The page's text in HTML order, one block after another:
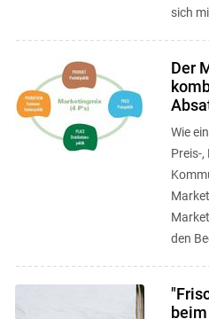
sich
Der
Wie
Preis-
den